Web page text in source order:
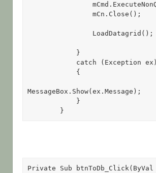
                mCmd.ExecuteNonQuery();
                mCn.Close();
MessageBox.Show(ex.Message);
        }
Private Sub btnToDb_Click(ByVal